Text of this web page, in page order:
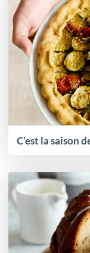
C’est la saison